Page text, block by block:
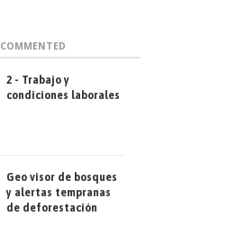
COMMENTED
2 - Trabajo y
condiciones laborales
Geo visor de bosques
y alertas tempranas
de deforestación